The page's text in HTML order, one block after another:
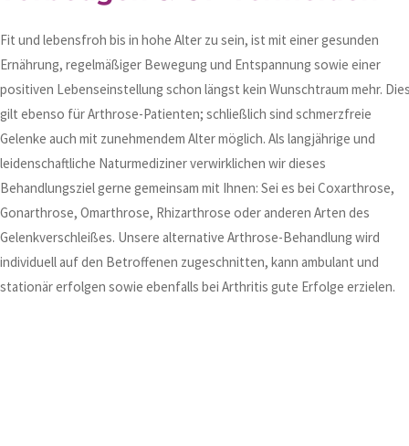
Fit und lebensfroh bis in hohe Alter zu sein, ist mit einer gesunden
Ernährung, regelmäßiger Bewegung und Entspannung sowie einer
positiven Lebenseinstellung schon längst kein Wunschtraum mehr.
gilt ebenso für Arthrose-Patienten; schließlich sind schmerzfreie
Gelenke auch mit zunehmendem Alter möglich. Als langjährige und
leidenschaftliche Naturmediziner verwirklichen wir dieses
Behandlungsziel gerne gemeinsam mit Ihnen: Sei es bei Coxarthrose,
Gonarthrose, Omarthrose, Rhizarthrose oder anderen Arten des
Gelenkverschleißes. Unsere alternative Arthrose-Behandlung wird
individuell auf den Betroffenen zugeschnitten, kann ambulant und
stationär erfolgen sowie ebenfalls bei Arthritis gute Erfolge erzielen.